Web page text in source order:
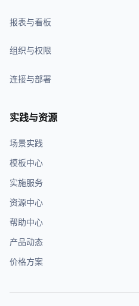
报表与看板
组织与权限
连接与部署
实践与资源
场景实践
模板中心
实施服务
资源中心
帮助中心
产品动态
价格方案